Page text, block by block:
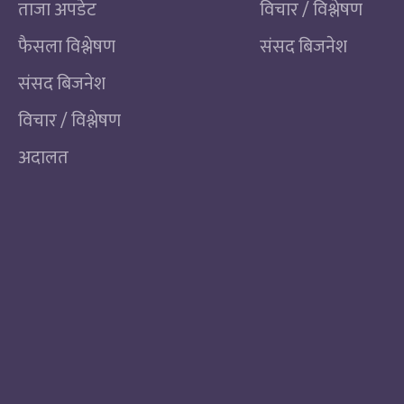
ताजा अपडेट
फैसला विश्लेषण
संसद बिजनेश
विचार / विश्लेषण
अदालत
विचार / विश्लेषण
संसद बिजनेश